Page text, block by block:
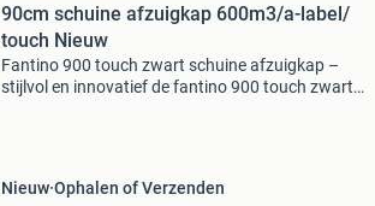
90cm schuine afzuigkap 600m3/a-label/
touch Nieuw
Fantino 900 touch zwart schuine afzuigkap –
stijlvol en innovatief de fantino 900 touch zwart
Nieuw Ophalen of Verzenden